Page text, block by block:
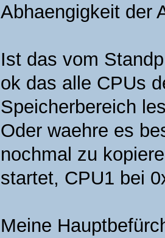
Abhaengigkeit der
Ist das vom
ok das alle CPUs
Speicherbereich
Oder waehre es
nochmal zu
startet, CPU1 bei
Meine